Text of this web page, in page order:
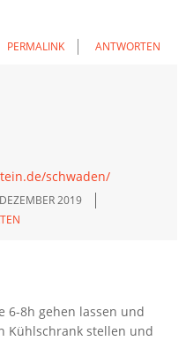
PERMALINK ANTWORTEN
schwaden/
2019
6-8h gehen lassen und
Kühlschrank stellen und